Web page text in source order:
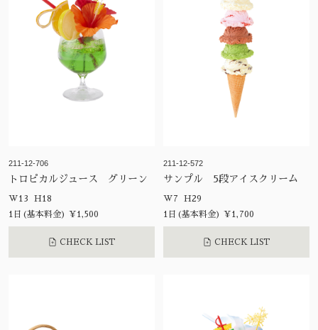
211-12-706
トロピカルジュース グリーン
W13 H18
1日(基本料金) ¥1,500
CHECK LIST
211-12-572
サンプル 5段アイスクリーム
W7 H29
1日(基本料金) ¥1,700
CHECK LIST